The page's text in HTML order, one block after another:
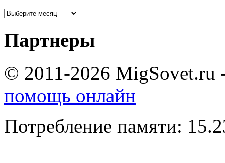
Партнеры
© 2011-2026 MigSovet.ru
помощь онлайн
Потребление памяти: